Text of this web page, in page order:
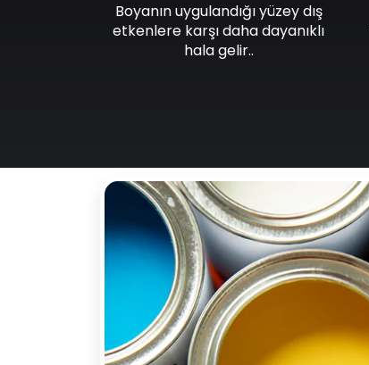
Boyanın uygulandığı yüzey dış
etkenlere karşı daha dayanıklı
hala gelir..